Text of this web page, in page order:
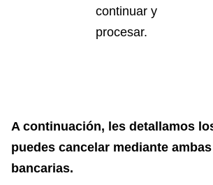
continuar y
procesar.
A continuación, les detallamos
puedes cancelar mediante
bancarias.